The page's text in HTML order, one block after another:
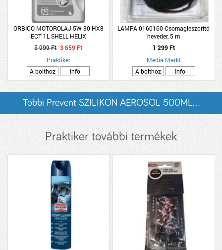
ORBICO MOTOROLAJ 5W-30 HX8
ECT 1L SHELL HELIX
5 999 Ft 3 659 Ft
Praktiker
A bolthoz
Info
LAMPA 0160160 Csomagleszorító
heveder, 5 m
1 299 Ft
Media Markt
A bolthoz
Info
Többi Prevent SZILIKON AEROSOL 500ML...
Praktiker további termékek